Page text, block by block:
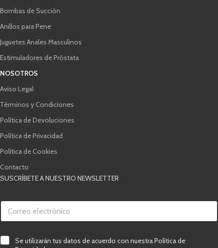
Bombas de Succión
Anillos para Pene
Juguetes Anales Masculinos
Estimuladores de Próstata
NOSOTROS
Aviso Legal
Términos y Condiciones
Política de Devoluciones
Política de Privacidad
Política de Cookies
Contacto
SUSCRÍBETE A NUESTRO NEWSLETTER
C
r
e
o
C
Se utilizarán tus datos de acuerdo con nuestra Política de